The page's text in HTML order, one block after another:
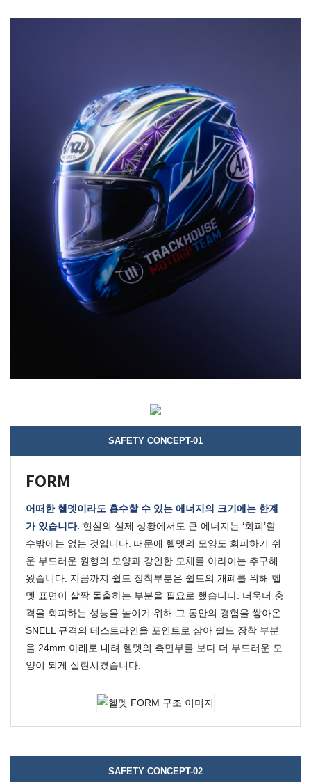
SAFETY CONCEPT-01
FORM
어떠한 헬멧이라도 흡수할 수 있는 에너지의 크기에는 한계
가 있습니다. 현실의 실제 상황에서도 큰 에너지는 ‘회피’할
수밖에는 없는 것입니다. 때문에 헬멧의 모양도 회피하기 쉬
운 부드러운 원형의 모양과 강인한 모체를 아라이는 추구해
왔습니다. 지금까지 쉴드 장착부분은 쉴드의 개폐를 위해 헬
멧 표면이 살짝 돌출하는 부분을 필요로 했습니다. 더욱더 충
격을 회피하는 성능을 높이기 위해 그 동안의 경험을 쌓아온
SNELL 규격의 테스트라인을 포인트로 삼아 쉴드 장착 부분
을 24mm 아래로 내려 헬멧의 측면부를 보다 더 부드러운 모
양이 되게 실현시켰습니다.
SAFETY CONCEPT-02